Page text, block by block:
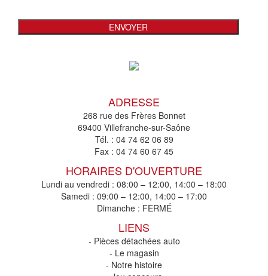
ADRESSE
268 rue des Frères Bonnet
69400 Villefranche-sur-Saône
Tél. : 04 74 62 06 89
Fax : 04 74 60 67 45
HORAIRES D'OUVERTURE
Lundi au vendredi : 08:00 – 12:00, 14:00 – 18:00
Samedi : 09:00 – 12:00, 14:00 – 17:00
Dimanche : FERMÉ
LIENS
- Pièces détachées auto
- Le magasin
- Notre histoire